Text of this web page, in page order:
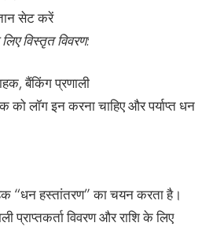
सेट करें
विस्तृत विवरण:
बैंकिंग प्रणाली
को लॉग इन करना चाहिए और पर्याप्त धन
“धन हस्तांतरण” का चयन करता है।
प्राप्तकर्ता विवरण और राशि के लिए